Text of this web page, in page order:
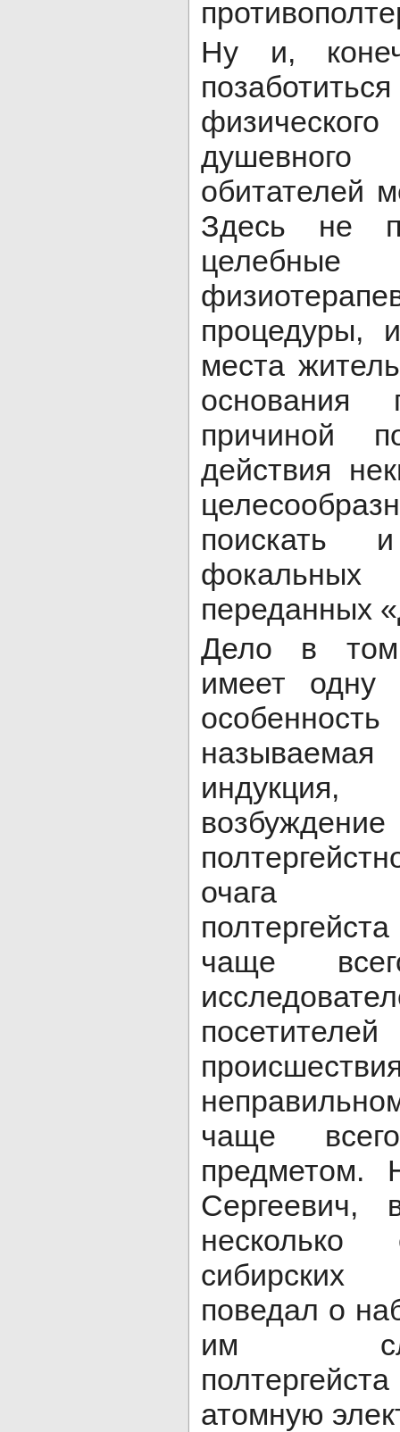
Ну и,
обитателей
Здесь не
процедуры,
места
основания
причиной
действия
поискать
переданных
Дело в том,
имеет одну
индукция,
очага
чаще
чаще
предметом.
Сергеевич,
несколько
поведал о
им
атомную